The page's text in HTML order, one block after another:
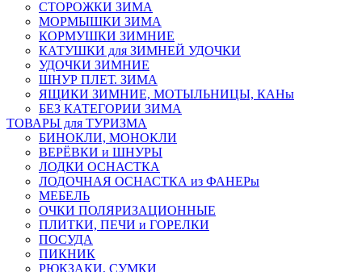
СТОРОЖКИ ЗИМА
МОРМЫШКИ ЗИМА
КОРМУШКИ ЗИМНИЕ
КАТУШКИ для ЗИМНЕЙ УДОЧКИ
УДОЧКИ ЗИМНИЕ
ШНУР ПЛЕТ. ЗИМА
ЯЩИКИ ЗИМНИЕ, МОТЫЛЬНИЦЫ, КАНы
БЕЗ КАТЕГОРИИ ЗИМА
ТОВАРЫ для ТУРИЗМА
БИНОКЛИ, МОНОКЛИ
ВЕРЁВКИ и ШНУРЫ
ЛОДКИ ОСНАСТКА
ЛОДОЧНАЯ ОСНАСТКА из ФАНЕРы
МЕБЕЛЬ
ОЧКИ ПОЛЯРИЗАЦИОННЫЕ
ПЛИТКИ, ПЕЧИ и ГОРЕЛКИ
ПОСУДА
ПИКНИК
РЮКЗАКИ, СУМКИ